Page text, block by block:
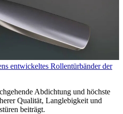
entwickeltes Rollentürbänder der
Abdichtung und höchste
Qualität, Langlebigkeit und
beiträgt.